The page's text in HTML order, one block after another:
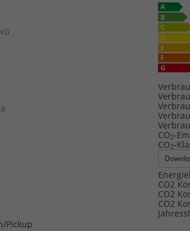
Pickup
CO2-
CO2-
CO2
CO2
CO2